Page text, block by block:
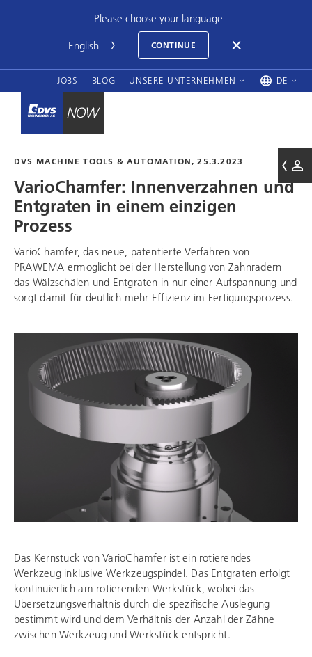
Please choose your language
CONTINUE
JOBS BLOG UNSERE UNTERNEHMEN DE
DVS MACHINE TOOLS & AUTOMATION, 25.3.2023
VarioChamfer: Innenverzahnen und
Entgraten in einem einzigen
Prozess
VarioChamfer, das neue, patentierte Verfahren von
PRÄWEMA ermöglicht bei der Herstellung von Zahnrädern
das Wälzschälen und Entgraten in nur einer Aufspannung und
sorgt damit für deutlich mehr Effizienz im Fertigungsprozess.
Das Kernstück von VarioChamfer ist ein rotierendes
Werkzeug inklusive Werkzeugspindel. Das Entgraten erfolgt
kontinuierlich am rotierenden Werkstück, wobei das
Übersetzungsverhältnis durch die spezifische Auslegung
bestimmt wird und dem Verhältnis der Anzahl der Zähne
zwischen Werkzeug und Werkstück entspricht.